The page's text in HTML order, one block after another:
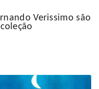
Verissimo são